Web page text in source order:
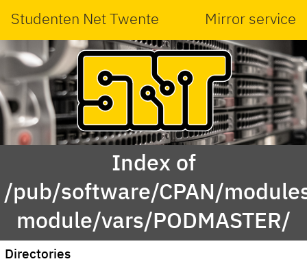
Studenten Net Twente Mirror service
Index of
/pub/software/CPAN/
module/vars/PODMASTER/
Directories